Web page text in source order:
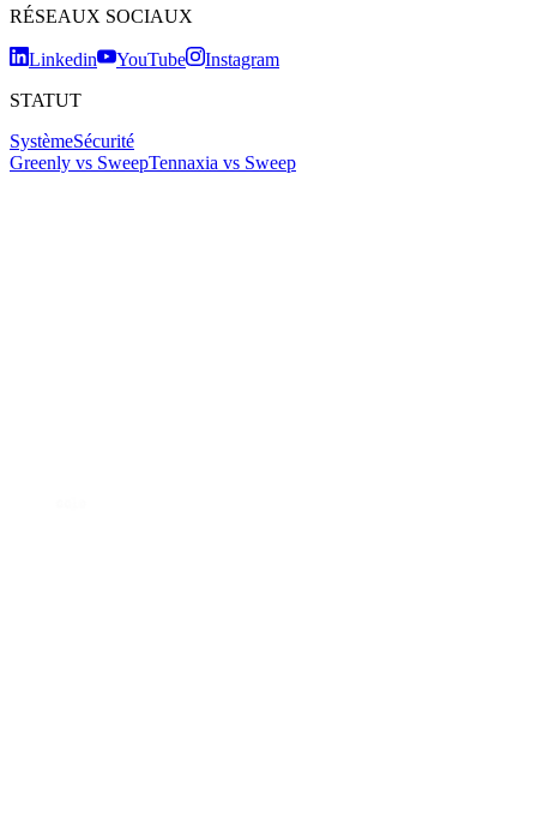
RÉSEAUX SOCIAUX
Linkedin YouTube
Instagram
STATUT
SystèmeSécurité
Greenly vs SweepTennaxia vs Sweep